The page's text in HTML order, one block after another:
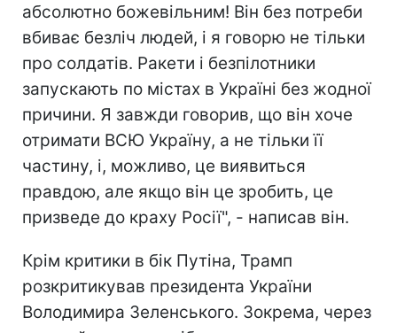
абсолютно божевільним! Він без потреби
вбиває безліч людей, і я говорю не тільки
про солдатів. Ракети і безпілотники
запускають по містах в Україні без жодної
причини. Я завжди говорив, що він хоче
отримати ВСЮ Україну, а не тільки її
частину, і, можливо, це виявиться
правдою, але якщо він це зробить, це
призведе до краху Росії", - написав він.
Крім критики в бік Путіна, Трамп
розкритикував президента України
Володимира Зеленського. Зокрема, через